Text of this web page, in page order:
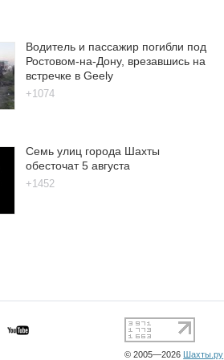
Водитель и пассажир погибли под
Ростовом-на-Дону, врезавшись на
встречке в Geely
+1074
Семь улиц города Шахты
обесточат 5 августа
+1452
© 2005—2026 Шахты.ру